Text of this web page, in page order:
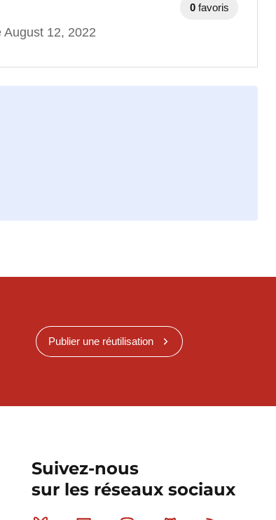
August 12, 2022
0 favoris
Publier une réutilisation
Suivez-nous
sur les réseaux sociaux